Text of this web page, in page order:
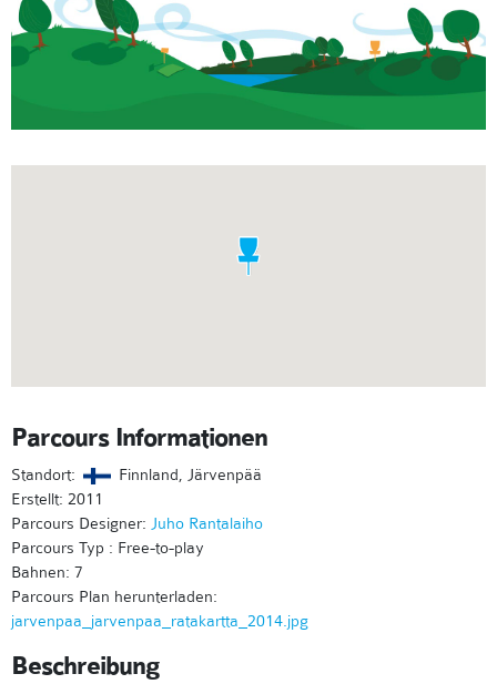
Parcours Informationen
Standort:
Finnland, Järvenpää
Erstellt: 2011
Parcours Designer: Juho Rantalaiho
Parcours Typ : Free-to-play
Bahnen: 7
Parcours Plan herunterladen:
jarvenpaa_jarvenpaa_ratakartta_2014.jpg
Beschreibung